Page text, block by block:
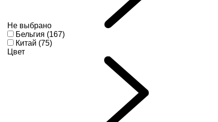
Не выбрано
Бельгия (167)
Китай (75)
Цвет